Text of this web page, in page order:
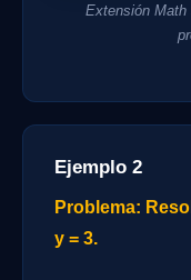
Extensión Math
Ejemplo 2
Problema:
y = 3.